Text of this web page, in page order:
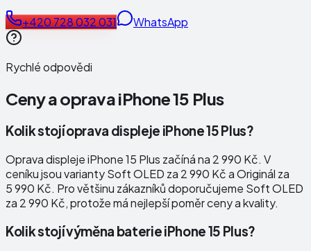
+420 728 032 031 WhatsApp
Rychlé odpovědi
Ceny a opravaiPhone 15 Plus
Kolik stojí oprava displeje iPhone 15 Plus?
Oprava displeje iPhone 15 Plus začíná na 2 990 Kč. V
ceníku jsou varianty Soft OLED za 2 990 Kč a Originál za
5 990 Kč. Pro většinu zákazníků doporučujeme Soft OLED
za 2 990 Kč, protože má nejlepší poměr ceny a kvality.
Kolik stojí výměna baterie iPhone 15 Plus?